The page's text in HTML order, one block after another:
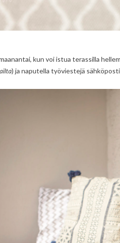
kun voi istua terassilla
) ja naputella työviestejä